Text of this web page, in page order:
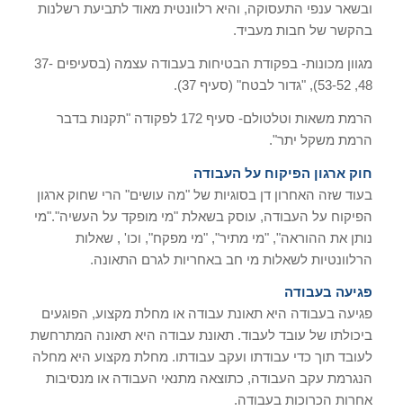
ובשאר ענפי התעסוקה, והיא רלוונטית מאוד לתביעת רשלנות
בהקשר של חבות מעביד.
מגוון מכונות- בפקודת הבטיחות בעבודה עצמה (בסעיפים 37-
48, 53-52), "גדור לבטח" (סעיף 37).
הרמת משאות וטלטולם- סעיף 172 לפקודה "תקנות בדבר
הרמת משקל יתר".
חוק ארגון הפיקוח על העבודה
בעוד שזה האחרון דן בסוגיות של "מה עושים" הרי שחוק ארגון
הפיקוח על העבודה, עוסק בשאלת "מי מופקד על העשיה"."מי
נותן את ההוראה", "מי מתיר", "מי מפקח", וכו' , שאלות
הרלוונטיות לשאלות מי חב באחריות לגרם התאונה.
פגיעה בעבודה
פגיעה בעבודה היא תאונת עבודה או מחלת מקצוע, הפוגעים
ביכולתו של עובד לעבוד. תאונת עבודה היא תאונה המתרחשת
לעובד תוך כדי עבודתו ועקב עבודתו. מחלת מקצוע היא מחלה
הנגרמת עקב העבודה, כתוצאה מתנאי העבודה או מנסיבות
אחרות הכרוכות בעבודה.